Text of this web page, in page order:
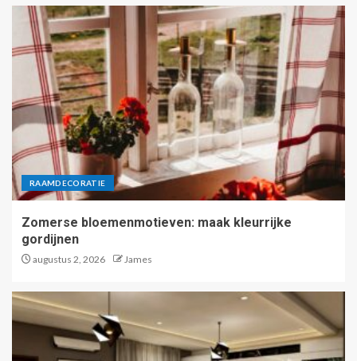
RAAMDECORATIE
Zomerse bloemenmotieven: maak kleurrijke
gordijnen
augustus 2, 2026 James